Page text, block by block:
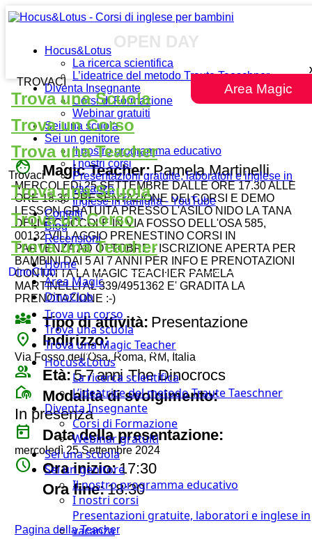
Hocus&Lotus
La ricerca scientifica
L’ideatrice del metodo Traute Taeschner
Diventa Insegnante
Corsi di Formazione
Webinar gratuiti
Sei una scuola
Sei un genitore
Il nostro programma educativo
I nostri corsi
Presentazioni gratuite, laboratori e inglese in
vacanza
Inglese in famiglia - YouTube
Contatti
Blog
Recensioni
Home
Area Magic
DinoClub
Trova un corso
Trova una scuola
Trova una Magic Teacher
Hocus&Lotus
La ricerca scientifica
L’ideatrice del metodo Traute Taeschner
Diventa Insegnante
Corsi di Formazione
Webinar gratuiti
Sei una scuola
Sei un genitore
Il nostro programma educativo
I nostri corsi
Presentazioni gratuite, laboratori e inglese in
vacanza
Area Magic
TROVACI
Trova una Scuola
Trova un Corso
Trova una Teacher
Trovaci
Trova una Scuola
Trova un Corso
Trova una Teacher
DinoClub
OPEN DAY
face Magic Teacher:Pamela Martinelli
MERCOLEDì 25 SETTEMBRE DALLE ORE 17.30 ALLE
ORE 18.30 PRESENTAZIONE DEI CORSI E DEMO
LESSON GRATUITA PRESSO L'ASILO NIDO LA TANA
DELLE COCCOLE IN VIA FOSSO DELL'OSA 585,
00132 VILLAGGIO PRENESTINO CORSI IN
PARTENZA AD OTTOBRE - ISCRIZIONE APERTA PER
BAMBINI DAI 5 AI 7 ANNI PER INFO E PRENOTAZIONI
CONTATTA LA MAGIC TEACHER PAMELA
MARTINELLI AL 339/4951362 E' GRADITA LA
PRENOTAZIONE :-)
diversity_3 Tipo di attività: Presentazione
place Indirizzo:
Via Fosso dell'Osa, Roma, RM, Italia
group Età:5-7 anni The Dinocrocs
broadcast_on_personal
Modalità di svolgimento:
In presenza
today Data della presentazione:
mercoledì 25 Settembre 2024
watch_later Ora inizio:17:30
Ora fine:18:30
Pagina della Teacher